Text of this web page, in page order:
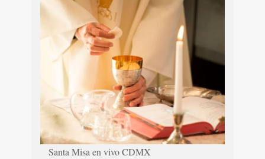
Santa Misa en vivo CDMX